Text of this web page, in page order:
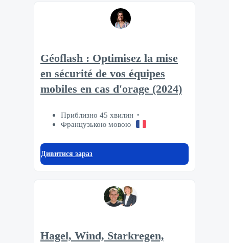
Géoflash : Optimisez la mise
en sécurité de vos équipes
mobiles en cas d'orage (2024)
Приблизно 45 хвилин
Французькою мовою
Дивитися зараз
Hagel, Wind, Starkregen,